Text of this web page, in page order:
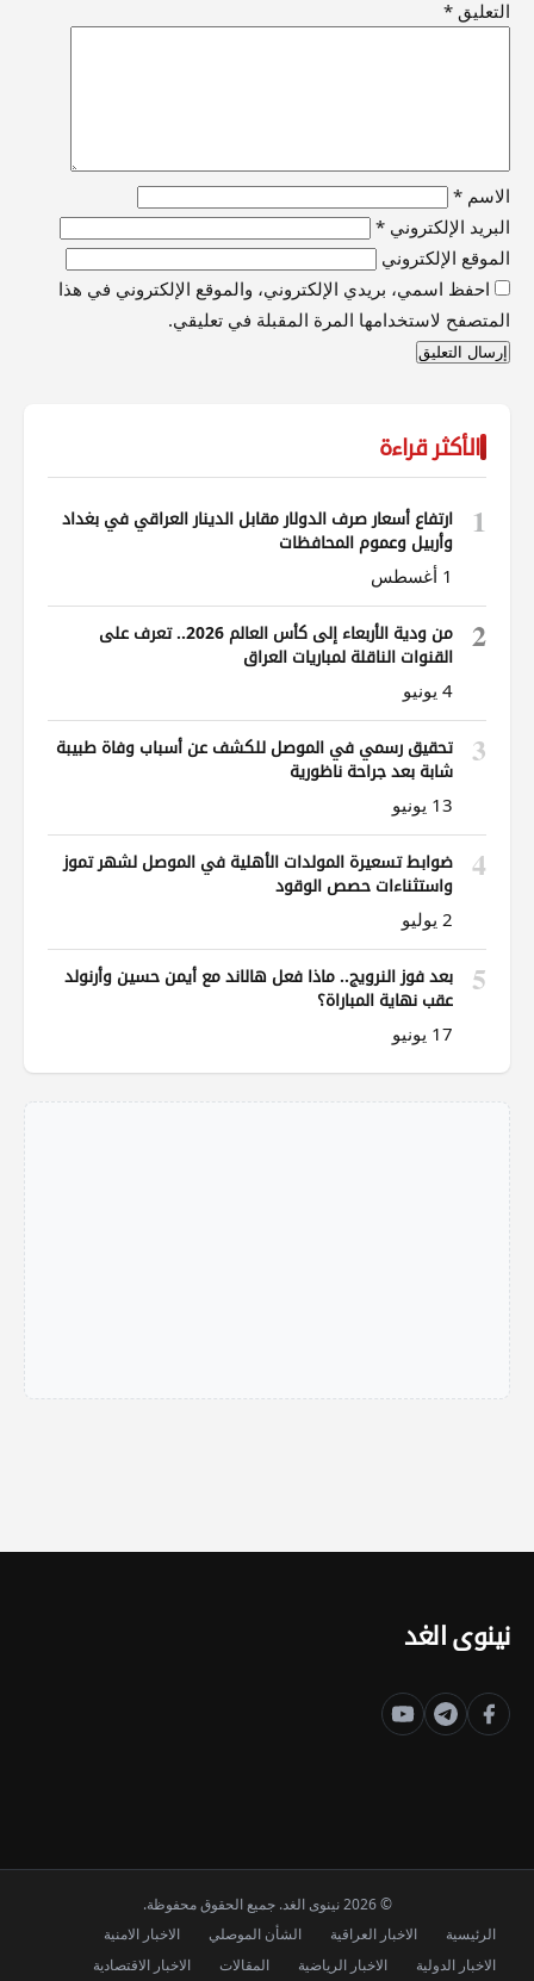
التعليق *
الاسم *
البريد الإلكتروني *
الموقع الإلكتروني
احفظ اسمي، بريدي الإلكتروني، والموقع الإلكتروني في هذا
المتصفح لاستخدامها المرة المقبلة في تعليقي.
الأكثر قراءة
1
ارتفاع أسعار صرف الدولار مقابل الدينار العراقي في بغداد
وأربيل وعموم المحافظات
1 أغسطس
2
من ودية الأربعاء إلى كأس العالم 2026.. تعرف على
القنوات الناقلة لمباريات العراق
4 يونيو
3
تحقيق رسمي في الموصل للكشف عن أسباب وفاة طبيبة
شابة بعد جراحة ناظورية
13 يونيو
4
ضوابط تسعيرة المولدات الأهلية في الموصل لشهر تموز
واستثناءات حصص الوقود
2 يوليو
5
بعد فوز النرويج.. ماذا فعل هالاند مع أيمن حسين وأرنولد
عقب نهاية المباراة؟
17 يونيو
نينوى الغد
© 2026 نينوى الغد. جميع الحقوق محفوظة.
الرئيسية الاخبار العراقية الشأن الموصلي
الاخبار الامنية
الاخبار الدولية
الاخبار الرياضية المقالات الاخبار الاقتصادية